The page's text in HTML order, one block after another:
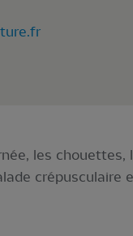
les chouettes,
crépusculaire